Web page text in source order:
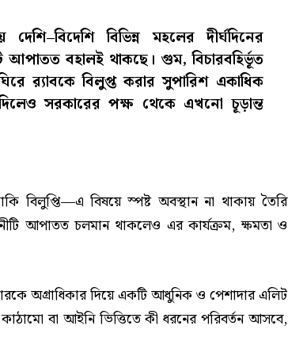
বিভিন্ন মহলের দীর্ঘদিনের
আপাতত বহালই থাকছে। গুম, বিচারবহির্ভূত
র‍্যাবকে বিলুপ্ত করার সুপারিশ একাধিক
সরকারের পক্ষ থেকে এখনো চূড়ান্ত
বিলুপ্তি—এ বিষয়ে স্পষ্ট অবস্থান না থাকায় তৈরি
আপাতত চলমান থাকলেও এর কার্যক্রম, ক্ষমতা ও
অগ্রাধিকার দিয়ে একটি আধুনিক ও পেশাদার এলিট
বা আইনি ভিত্তিতে কী ধরনের পরিবর্তন আসবে,